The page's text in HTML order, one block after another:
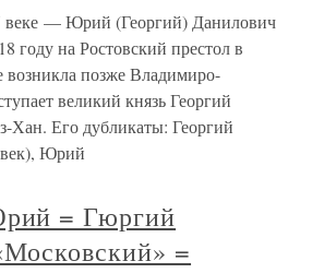
веке — Юрий (Георгий) Данилович
году на Ростовский престол в
возникла позже Владимиро-
великий князь Георгий
Хан. Его дубликаты: Георгий
Юрий
= Гюргий
=